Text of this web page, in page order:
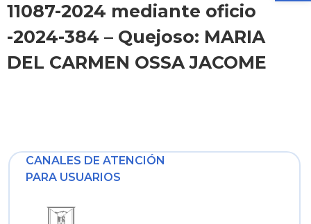
11087-2024 mediante oficio
-2024-384 – Quejoso: MARIA
DEL CARMEN OSSA JACOME
CANALES DE ATENCIÓN
PARA USUARIOS